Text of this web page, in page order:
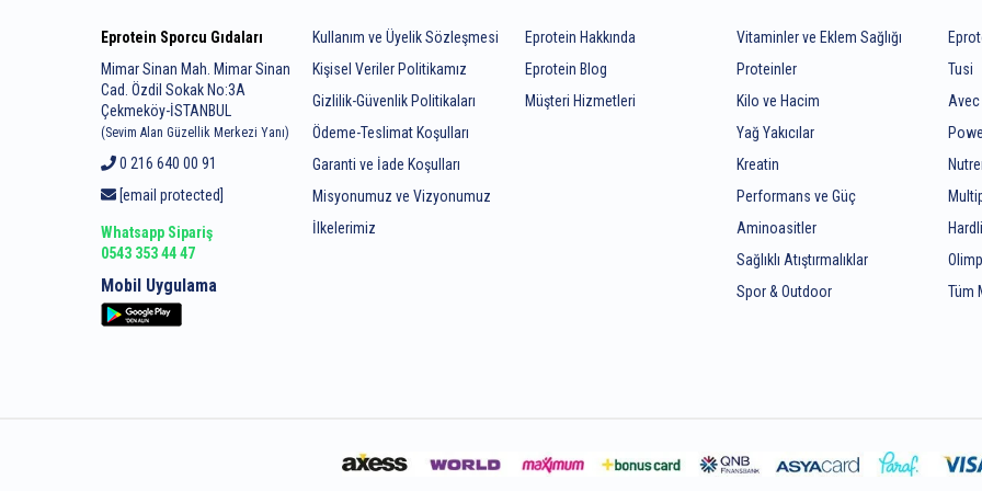
Eprotein Sporcu Gıdaları
Mimar Sinan Mah. Mimar Sinan
Cad. Özdil Sokak No:3A
Çekmeköy-İSTANBUL
(Sevim Alan Güzellik Merkezi Yanı)
0 216 640 00 91
[email protected]
Whatsapp Sipariş
0543 353 44 47
Mobil Uygulama
Kullanım ve Üyelik Sözleşmesi
Kişisel Veriler Politikamız
Gizlilik-Güvenlik Politikaları
Ödeme-Teslimat Koşulları
Garanti ve İade Koşulları
Misyonumuz ve Vizyonumuz
İlkelerimiz
Eprotein Hakkında
Eprotein Blog
Müşteri Hizmetleri
Vitaminler ve Eklem Sağlığı
Proteinler
Kilo ve Hacim
Yağ Yakıcılar
Kreatin
Performans ve Güç
Aminoasitler
Sağlıklı Atıştırmalıklar
Spor & Outdoor
Tusi
Avec
Tüm